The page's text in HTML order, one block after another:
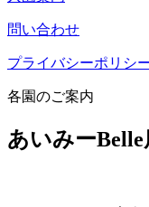
問い合わせ
プライバシーポリシ
各園のご案内
あいみー